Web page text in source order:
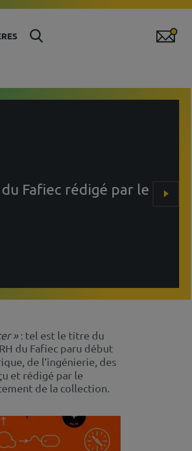
Fafiec rédigé par le
»: tel est le titre du
du Fafiec paru début
de l’ingénierie, des
et rédigé par le
de la collection.